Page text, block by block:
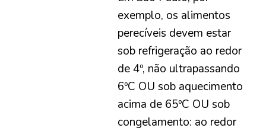
exemplo, os alimentos
perecíveis devem estar
sob refrigeração ao redor
de 4º, não ultrapassando
6ºC OU sob aquecimento
acima de 65ºC OU sob
congelamento: ao redor